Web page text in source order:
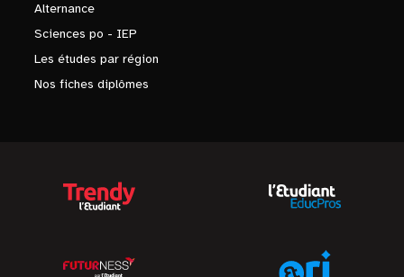
Alternance
Sciences po - IEP
Les études par région
Nos fiches diplômes